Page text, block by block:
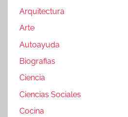
Arquitectura
Arte
Autoayuda
Biografias
Ciencia
Ciencias Sociales
Cocina